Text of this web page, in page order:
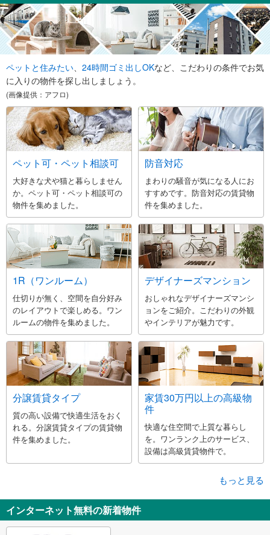
ペットと住みたい 24時間ゴミ出しOKなど、こだわりの条件でお気
に入りの物件を探し出しましょう。
(画像提供：アフロ)
ペット可・ペット相談可
大好きな犬や猫と暮らしません
か。ペット可・ペット相談可の
物件を集めました。
防音対応
まわりの騒音が気になる人にお
すすめです。防音対応の賃貸物
件を集めました。
1R（ワンルーム）
仕切りが無く、空間を自分好み
のレイアウトで楽しめる。ワン
ルームの物件を集めました。
デザイナーズマンション
おしゃれなデザイナーズマンシ
ョンをご紹介。こだわりの外観
やインテリアが魅力です。
分譲賃貸タイプ
質の高い設備で快適生活をおく
れる。分譲賃貸タイプの賃貸物
件を集めました。
家賃30万円以上の高級物
件
快適な住空間で上質な暮らし
を。ワンランク上のサービス、
設備は高級賃貸物件で。
もっと見る
インターネット無料の新着物件